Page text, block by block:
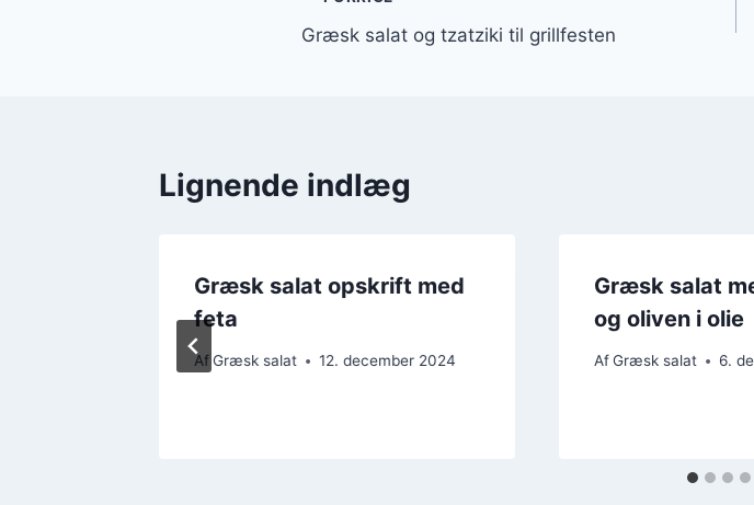
Græsk salat og tzatziki til grillfesten
Lignende indlæg
Græsk salat opskrift med
feta
AfGræsk salat 12. december 2024
Græsk salat
og oliven i olie
Af Græsk salat 6.